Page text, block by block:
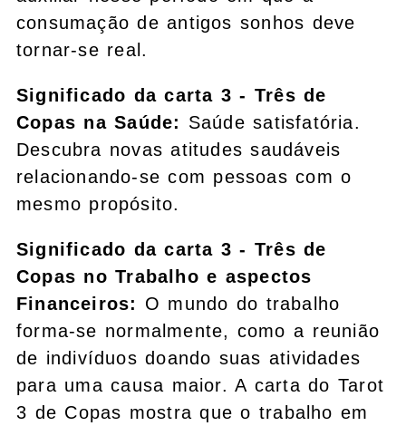
consumação de antigos sonhos deve
tornar-se real.
Significado da carta 3 - Três de
Copas na Saúde: Saúde satisfatória.
Descubra novas atitudes saudáveis
relacionando-se com pessoas com o
mesmo propósito.
Significado da carta 3 - Três de
Copas no Trabalho e aspectos
Financeiros: O mundo do trabalho
forma-se normalmente, como a reunião
de indivíduos doando suas atividades
para uma causa maior. A carta do Tarot
3 de Copas mostra que o trabalho em